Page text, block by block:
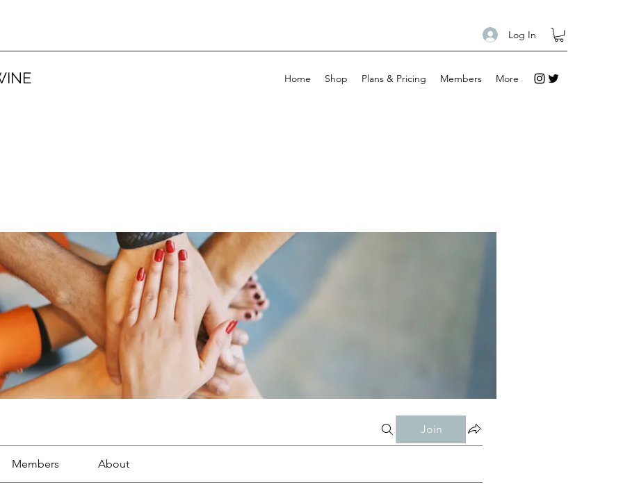
Log In
Home Shop Plans & Pricing Members More
Join
Members About